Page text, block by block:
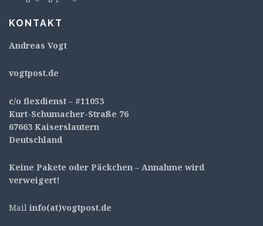
KONTAKT
Andreas Vogt
vogtpost.de
c/o flexdienst – #11053
Kurt-Schumacher-Straße 76
67663 Kaiserslautern
Deutschland
Keine Pakete oder Päckchen – Annahme wird
verweigert!
Mail info(at)vogtpost.de